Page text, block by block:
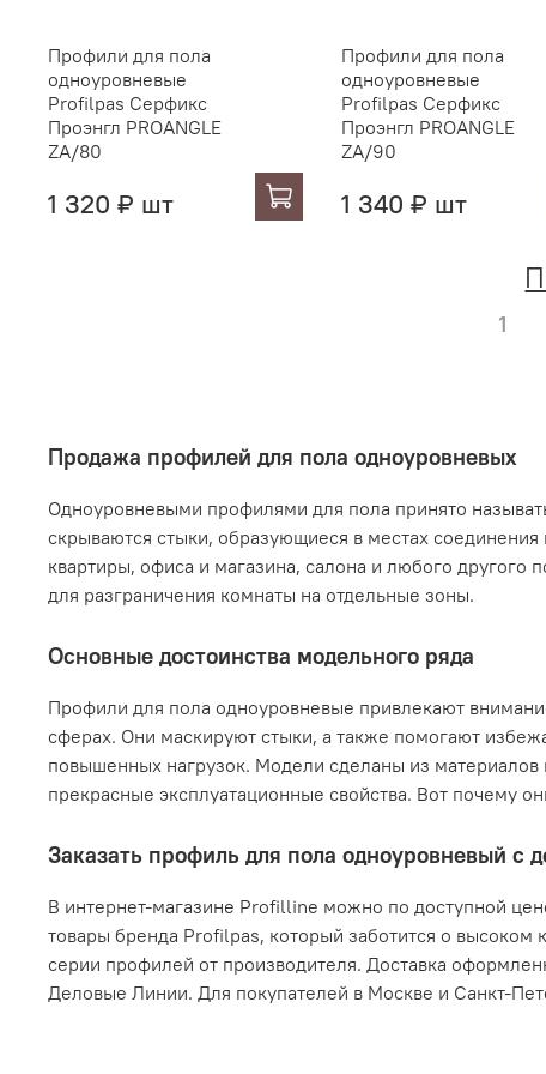
Профили для пола
одноуровневые
Profilpas Серфикс
Проэнгл PROANGLE
ZA/80
1 320 ₽ шт
Профили для пола
одноуровневые
Profilpas Серфикс
Проэнгл PROANGLE
ZA/90
1 340 ₽ шт
1
Продажа профилей для пола одноуровневых
Одноуровневыми профилями для пола принято
скрываются стыки, образующиеся в местах
квартиры, офиса и магазина, салона и любого
для разграничения комнаты на отдельные зоны.
Основные достоинства модельного ряда
Профили для пола одноуровневые привлекают
сферах. Они маскируют стыки, а также помогают
повышенных нагрузок. Модели сделаны из
прекрасные эксплуатационные свойства. Вот почему
Заказать профиль для пола одноуровневый с
В интернет-магазине Profilline можно по доступной
товары бренда Profilpas, который заботится о высоком
серии профилей от производителя. Доставка
Деловые Линии. Для покупателей в Москве и Санкт-